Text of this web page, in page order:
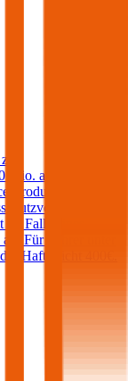
Mio. an. Gegen
Produkt, eine
Falle eines
Für Fahrer unter
Haftpflicht 400€.